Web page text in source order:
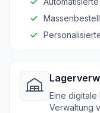
Eine
Verwaltung